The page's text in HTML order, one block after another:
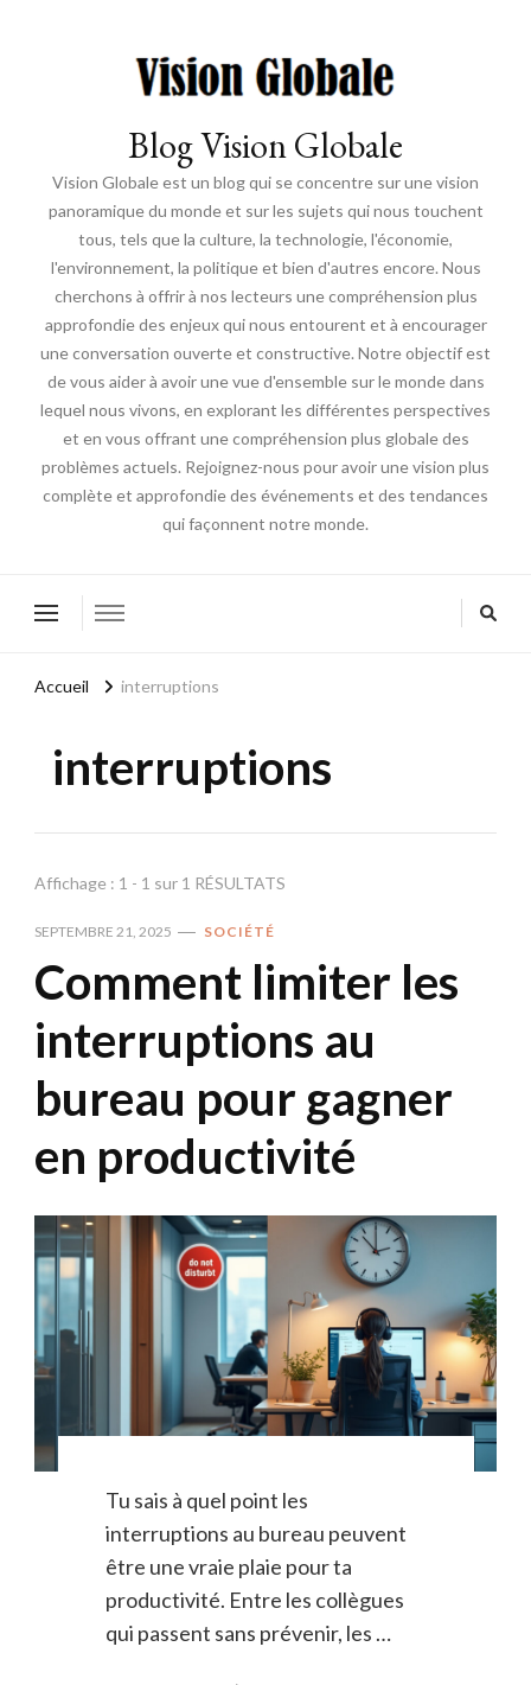
Blog Vision Globale
Vision Globale est un blog qui se concentre sur une vision
panoramique du monde et sur les sujets qui nous touchent
tous, tels que la culture, la technologie, l'économie,
l'environnement, la politique et bien d'autres encore. Nous
cherchons à offrir à nos lecteurs une compréhension plus
approfondie des enjeux qui nous entourent et à encourager
une conversation ouverte et constructive. Notre objectif est
de vous aider à avoir une vue d'ensemble sur le monde dans
lequel nous vivons, en explorant les différentes perspectives
et en vous offrant une compréhension plus globale des
problèmes actuels. Rejoignez-nous pour avoir une vision plus
complète et approfondie des événements et des tendances
qui façonnent notre monde.
Accueil interruptions
interruptions
Affichage : 1 - 1 sur 1 RÉSULTATS
SEPTEMBRE 21, 2025 SOCIÉTÉ
Comment limiter les
interruptions au
bureau pour gagner
en productivité
Tu sais à quel point les
interruptions au bureau peuvent
être une vraie plaie pour ta
productivité. Entre les collègues
qui passent sans prévenir, les …